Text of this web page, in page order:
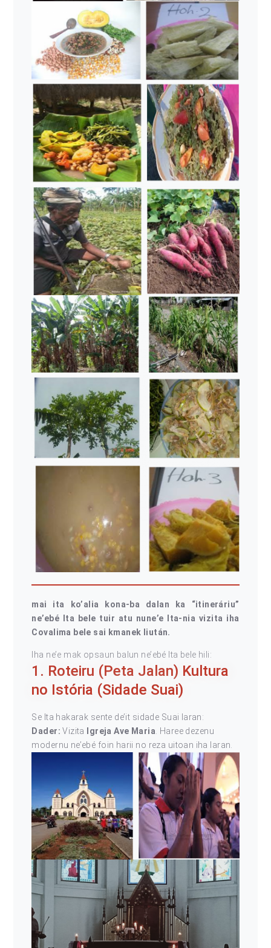
mai ita ko’alia kona-ba dalan ka “itineráriu”
ne’ebé Ita bele tuir atu nune’e Ita-nia vizita iha
Covalima bele sai kmanek liután.
Iha ne’e mak opsaun balun ne’ebé Ita bele hili:
1. Roteiru (Peta Jalan) Kultura
no Istória (Sidade Suai)
Se Ita hakarak sente de’it sidade Suai laran:
Dader: Vizita Igreja Ave Maria . Haree dezenu
modernu ne’ebé foin harii no reza uitoan iha laran.